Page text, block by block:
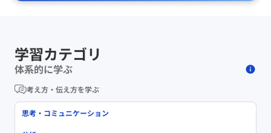
学習カテゴリ
体系的に学ぶ
考え方・伝え方を学ぶ
思考・コミュニケーション